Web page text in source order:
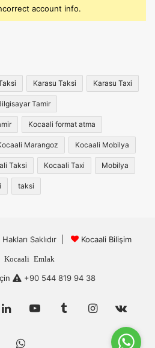
account info.
Karasu Taksi Karasu Taxi
Tamir
Kocaali format atma
Marangoz Kocaali Mobilya
Taksi Kocaali Taxi Mobilya
taksi
Saklıdır | Kocaali Bilişim
Kocaali Emlak
+90 544 819 94 38
LinkedInYouTubeTumblrInstagram
WhatsApp